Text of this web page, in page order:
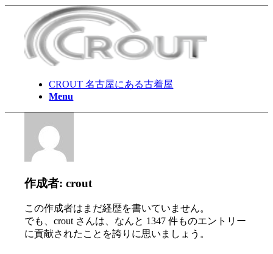
CROUT 名古屋にある古着屋
Menu
作成者:crout
この作成者はまだ経歴を書いていません。
でも、croutさんは、なんと 1347 件ものエントリー
に貢献されたことを誇りに思いましょう。